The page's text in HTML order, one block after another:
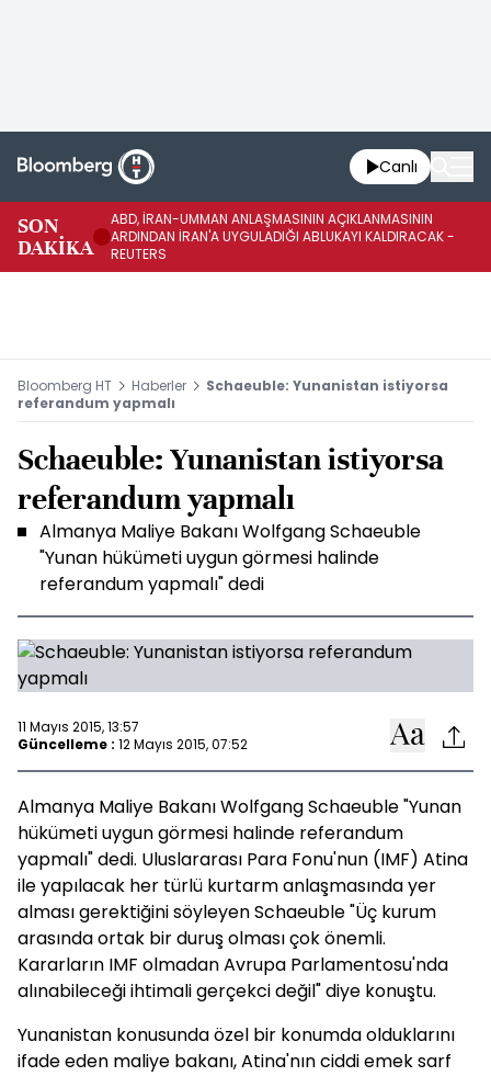
Canlı
SON
DAKİKA
ABD, İRAN-UMMAN ANLAŞMASININ AÇIKLANMASININ
ARDINDAN İRAN'A UYGULADIĞI ABLUKAYI KALDIRACAK -
REUTERS
Bloomberg HT Haberler
Schaeuble: Yunanistan istiyorsa
referandum yapmalı
Schaeuble: Yunanistan istiyorsa
referandum yapmalı
Almanya Maliye Bakanı Wolfgang Schaeuble
"Yunan hükümeti uygun görmesi halinde
referandum yapmalı" dedi
11 Mayıs 2015, 13:57
Güncelleme : 12 Mayıs 2015, 07:52
Almanya Maliye Bakanı Wolfgang Schaeuble "Yunan
hükümeti uygun görmesi halinde referandum
yapmalı" dedi. Uluslararası Para Fonu'nun (IMF) Atina
ile yapılacak her türlü kurtarm anlaşmasında yer
alması gerektiğini söyleyen Schaeuble "Üç kurum
arasında ortak bir duruş olması çok önemli.
Kararların IMF olmadan Avrupa Parlamentosu'nda
alınabileceği ihtimali gerçekci değil" diye konuştu.
Yunanistan konusunda özel bir konumda olduklarını
ifade eden maliye bakanı, Atina'nın ciddi emek sarf